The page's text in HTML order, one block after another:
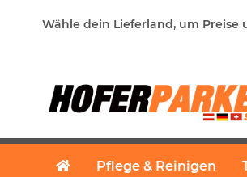
Wähle dein Lieferland, um
Pflege & Reinigen